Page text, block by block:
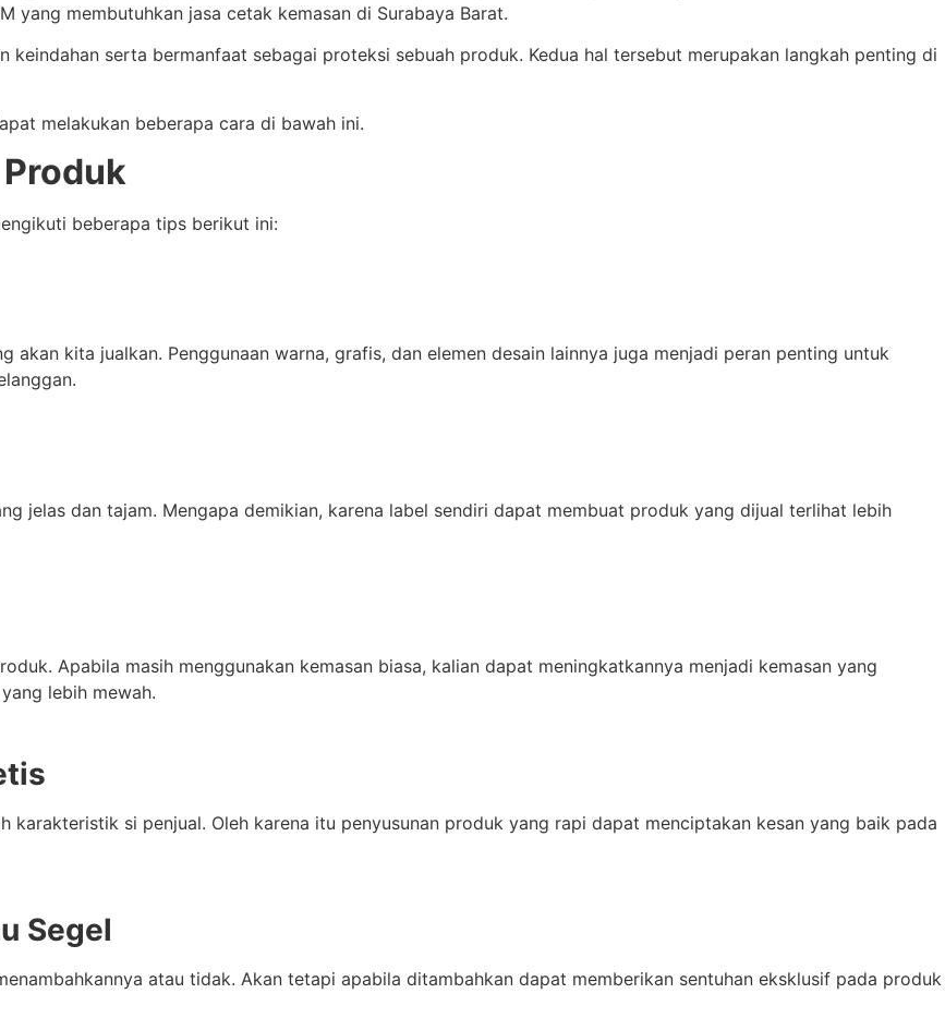
yang membutuhkan jasa cetak kemasan di Surabaya Barat.
keindahan serta bermanfaat sebagai proteksi sebuah produk. Kedua hal tersebut merupakan langkah penting di
melakukan beberapa cara di bawah ini.
beberapa tips berikut ini:
akan kita jualkan. Penggunaan warna, grafis, dan elemen desain lainnya juga menjadi peran penting untuk
jelas dan tajam. Mengapa demikian, karena label sendiri dapat membuat produk yang dijual terlihat lebih
Apabila masih menggunakan kemasan biasa, kalian dapat meningkatkannya menjadi kemasan yang
lebih mewah.
karakteristik si penjual. Oleh karena itu penyusunan produk yang rapi dapat menciptakan kesan yang baik pada
Segel
atau tidak. Akan tetapi apabila ditambahkan dapat memberikan sentuhan eksklusif pada produk